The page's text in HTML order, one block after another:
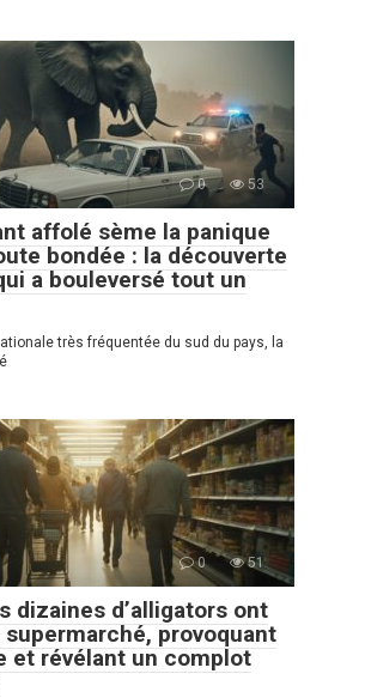
0 53
affolé sème la panique
bondée : la découverte
a bouleversé tout un
très fréquentée du sud du pays, la
0 51
dizaines d’alligators ont
supermarché, provoquant
et révélant un complot